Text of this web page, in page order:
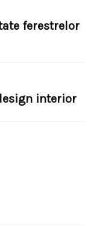
ferestrelor
interior